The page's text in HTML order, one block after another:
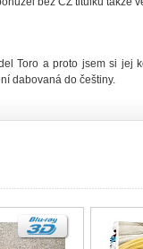
Toro a proto jsem si jej
dabovaná do češtiny.